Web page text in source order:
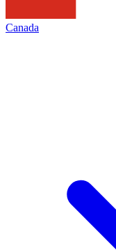
Canada